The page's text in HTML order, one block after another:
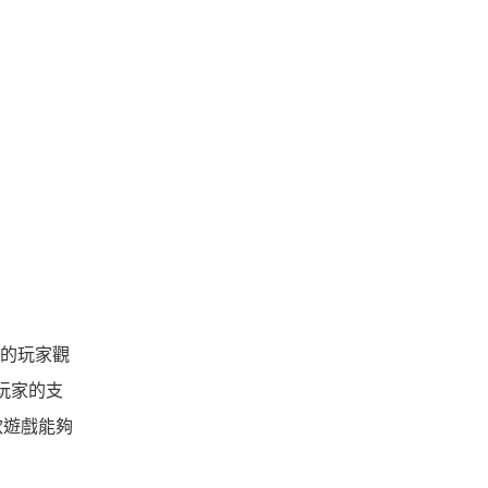
玩家觀
家的支
戲能夠